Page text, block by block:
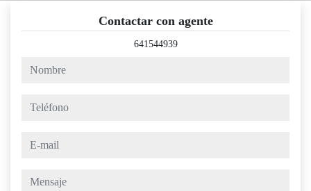
Contactar con agente
641544939
teléfono
mensaje